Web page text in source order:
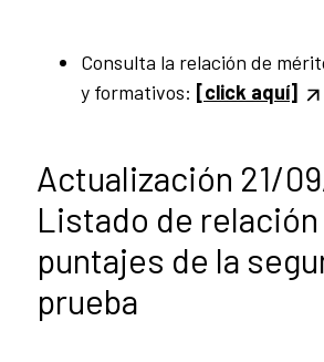
Consulta la relación de
y formativos: [click aquí]
Actualización 21/
Listado de relación
puntajes de la
prueba